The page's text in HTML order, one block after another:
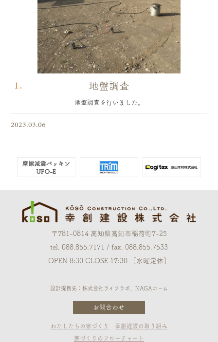
1. 地盤調査
地盤調査を行いました。
2023.03.06
〒781-0814 高知県高知市稲荷町7-25
tel. 088.855.7171 / fax. 088.855.7533
OPEN 8:30 CLOSE 17:30 ［水曜定休］
設計提携先：株式会社ライフラボ、NAGAホーム
お問合わせ
わたしたちの家づくり 幸創建設の取り組み
家づくりのフローチャート